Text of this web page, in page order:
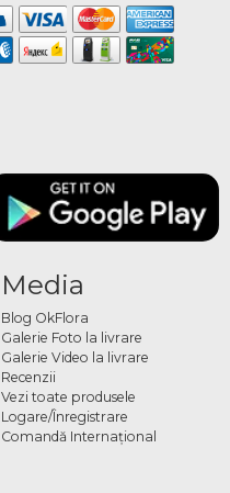
Media
Blog OkFlora
Galerie Foto la livrare
Galerie Video la livrare
Recenzii
Vezi toate produsele
Logare/Înregistrare
Comandă Internațional